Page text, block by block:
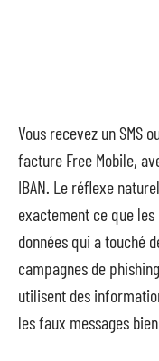
Vous recevez un SMS
facture Free Mobile,
IBAN. Le réflexe
exactement ce que
données qui a touché
campagnes de
utilisent des
les faux messages